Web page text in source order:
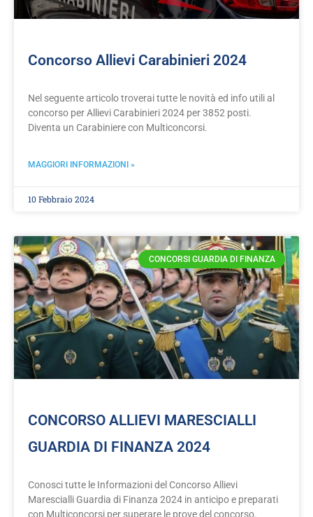
Concorso Allievi Carabinieri 2024
Nel seguente articolo troverai tutte le novità ed info utili al
concorso per Allievi Carabinieri 2024 per 3852 posti.
Diventa un Carabiniere con Multiconcorsi.
MAGGIORI INFORMAZIONI »
10 Febbraio 2024
CONCORSI GUARDIA DI FINANZA
CONCORSO ALLIEVI MARESCIALLI
GUARDIA DI FINANZA 2024
Conosci tutte le Informazioni del Concorso Allievi
Marescialli Guardia di Finanza 2024 in anticipo e preparati
con Multiconcorsi per superare le prove del concorso.